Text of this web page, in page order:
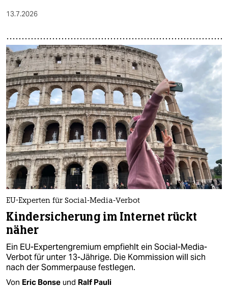
13.7.2026
EU-Experten für Social-Media-Verbot
Kindersicherung im Internet rückt
näher
Ein EU-Expertengremium empfiehlt ein Social-Media-
Verbot für unter 13-Jährige. Die Kommission will sich
nach der Sommerpause festlegen.
Von Eric Bonse und Ralf Pauli